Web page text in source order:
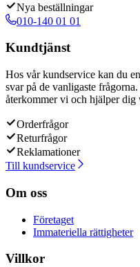
Nya beställningar
010-140 01 01
Kundtjänst
Hos vår kundservice kan du
svar på de vanligaste
återkommer vi och hjälper dig
Orderfrågor
Returfrågor
Reklamationer
Till kundservice
Om oss
Företaget
Immateriella rättigheter
Villkor